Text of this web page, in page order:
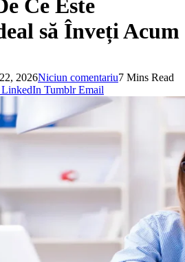
Ce Este
să Înveți Acum
2026Niciun comentariu7 Mins Read
LinkedIn Tumblr Email